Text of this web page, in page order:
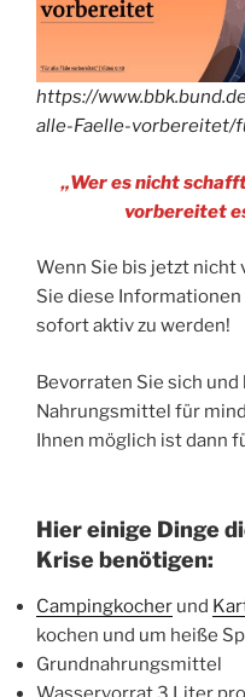
https://
alle-Faelle-vorbereitet/
„Wer es nicht
vorbereitet
Wenn Sie bis jetzt nicht
Sie diese
sofort aktiv zu werden!
Bevorraten Sie sich
Nahrungsmittel für
Ihnen möglich ist dann
Hier einige Dinge
Krise benötigen:
Campingkocher und
kochen und um heiße
Grundnahrungsmittel